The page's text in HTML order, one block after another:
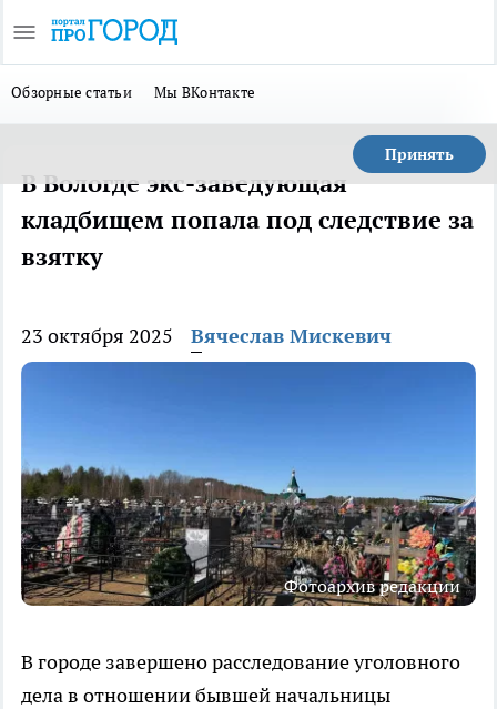
Обзорные статьи Мы ВКонтакте
Принять
В Вологде экс-заведующая
кладбищем попала под следствие за
взятку
23 октября 2025 Вячеслав Мискевич
Фотоархив редакции
В городе завершено расследование уголовного
дела в отношении бывшей начальницы